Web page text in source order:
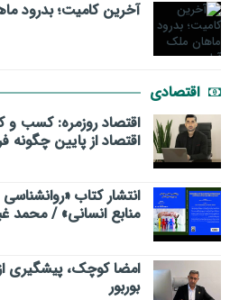
​آخرین کامیت؛ بدرود
اقتصادی
اقتصاد روزمره: کسب‌ و
اقتصاد از پایین
انتشار کتاب
منابع انسانی» / محمد
امضا کوچک، پیشگیری
بوربور